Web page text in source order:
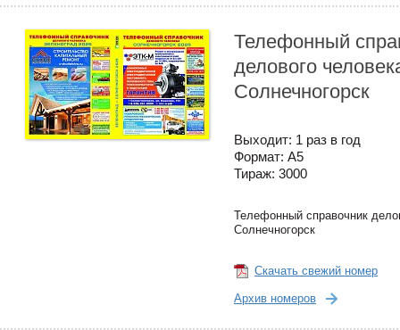
Телефонный
делового
Солнечногорск
Выходит: 1 раз в год
Формат: А5
Тираж: 3000
Телефонный справочник
Солнечногорск
Скачать свежий номер
Архив номеров